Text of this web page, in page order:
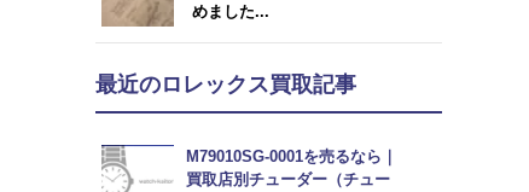
めました...
最近のロレックス買取記事
M79010SG-0001を売るなら｜
買取店別チューダー（チュー